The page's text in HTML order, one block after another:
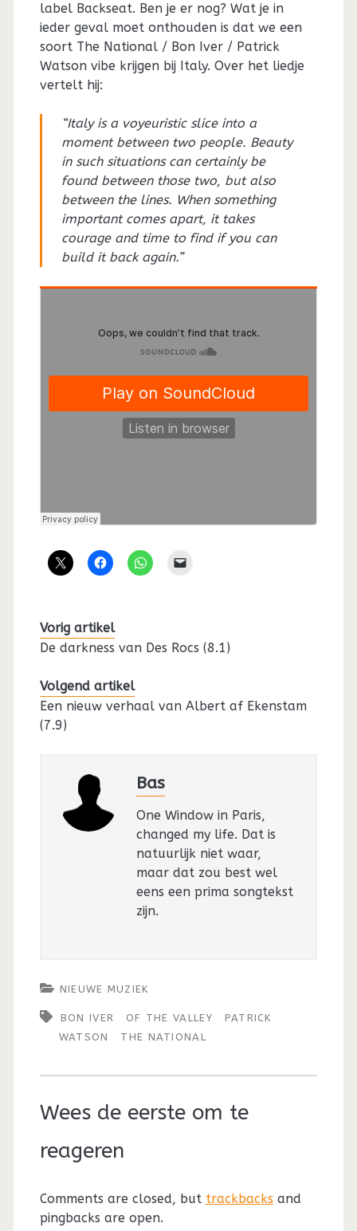
label Backseat. Ben je er nog? Wat je in
ieder geval moet onthouden is dat we een
soort The National / Bon Iver / Patrick
Watson vibe krijgen bij Italy. Over het liedje
vertelt hij:
“Italy is a voyeuristic slice into a
moment between two people. Beauty
in such situations can certainly be
found between those two, but also
between the lines. When something
important comes apart, it takes
courage and time to find if you can
build it back again.”
Vorig artikel
De darkness van Des Rocs (8.1)
Volgend artikel
Een nieuw verhaal van Albert af Ekenstam
(7.9)
Bas
One Window in Paris,
changed my life. Dat is
natuurlijk niet waar,
maar dat zou best wel
eens een prima songtekst
zijn.
NIEUWE MUZIEK
BON IVER OF THE VALLEY
PATRICK
WATSON
THE NATIONAL
Wees de eerste om te
reageren
Comments are closed, but trackbacks and
pingbacks are open.